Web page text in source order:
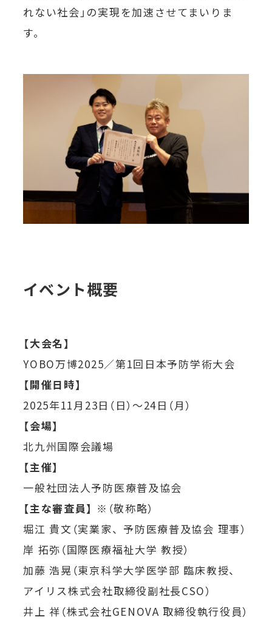
れない社会」の実現を加速させてまいりま
す。
イベント概要
【大会名】
YOBO万博2025／第1回日本予防学術大会
【開催日時】
2025年11月23日（日）〜24日（月）
【会場】
北九州国際会議場
【主催】
一般社団法人予防医療普及協会
【主な審査員】 ※（敬称略）
堀江 貴文（実業家、予防医療普及協会 理事）
岸 拓弥（国際医療福祉大学 教授）
加藤 浩晃（東京科学大学医学部 臨床教授、
アイリス株式会社取締役副社長CSO）
井上 祥（株式会社GENOVA 取締役執行役員）